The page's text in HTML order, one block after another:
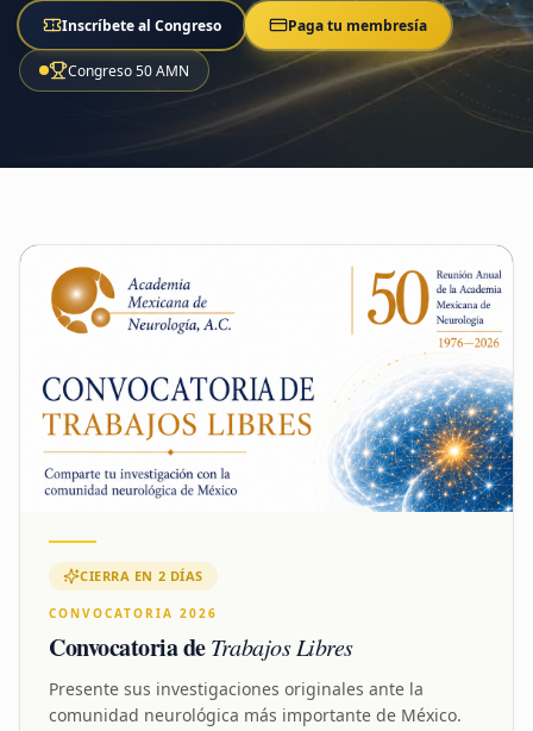
Inscríbete al Congreso Paga tu membresía
Congreso 50 AMN
CIERRA EN 2 DÍAS
CONVOCATORIA 2026
Convocatoria deTrabajos Libres
Presente sus investigaciones originales ante la
comunidad neurológica más importante de México.